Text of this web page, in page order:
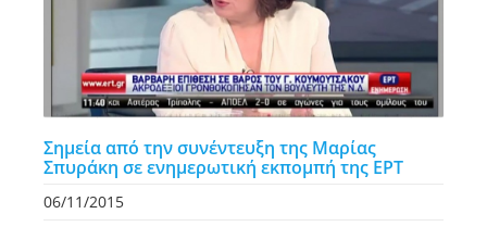
Σημεία από την συνέντευξη της Μαρίας
Σπυράκη σε ενημερωτική εκπομπή της ΕΡΤ
06/11/2015